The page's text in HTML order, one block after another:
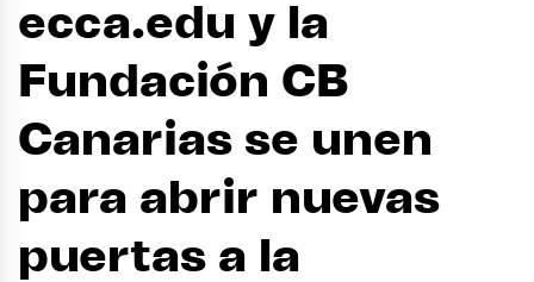
ecca.edu y la
Fundación CB
Canarias se unen
para abrir nuevas
puertas a la